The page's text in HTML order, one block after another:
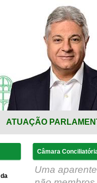
ATUAÇÃO
Câmara
Uma